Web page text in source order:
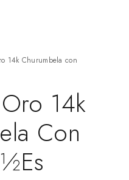
14k Churumbela con
14k
Con